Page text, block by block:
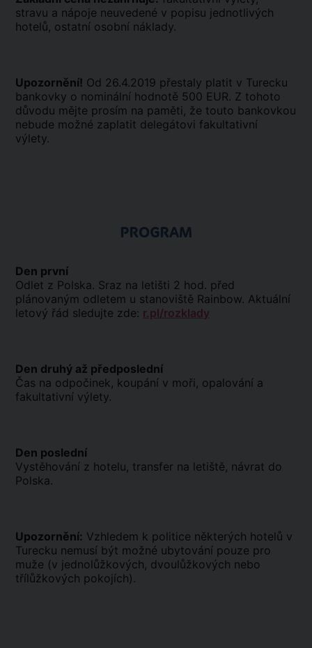
stravu a nápoje neuvedené v popisu jednotlivých
hotelů, ostatní osobní náklady.
Upozornění! Od 26.4.2019 přestaly platit v Turecku
bankovky o nominální hodnotě 500 EUR. Z tohoto
důvodu mějte prosím na paměti, že touto bankovkou
nebude možné zaplatit delegátovi fakultativní
výlety.
PROGRAM
Den první
Odlet z Polska. Sraz na letišti 2 hod. před
plánovaným odletem u stanoviště Rainbow. Aktuální
letový řád sledujte zde: r.pl/rozklady
Den druhý až předposlední
Čas na odpočinek, koupání v moři, opalování a
fakultativní výlety.
Den poslední
Vystěhování z hotelu, transfer na letiště, návrat do
Polska.
Upozornění: Vzhledem k politice některých hotelů v
Turecku nemusí být možné ubytování pouze pro
muže (v jednolůžkových, dvoulůžkových nebo
třílůžkových pokojích).